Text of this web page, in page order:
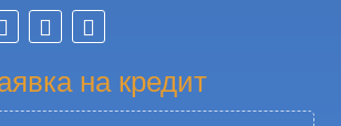
на кредит